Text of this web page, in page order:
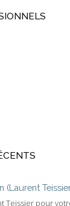
(Laurent
pour